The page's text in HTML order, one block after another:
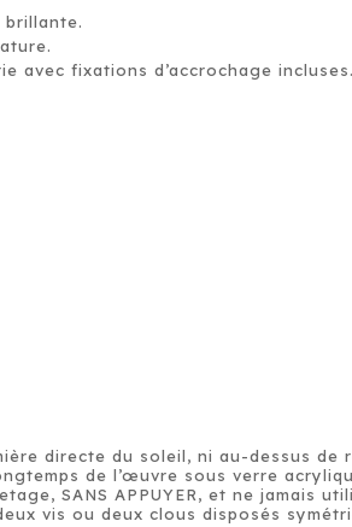
avec fixations d’accrochage incluses.
directe du soleil, ni au-dessus de
de l’œuvre sous verre
SANS APPUYER, et ne jamais
vis ou deux clous disposés